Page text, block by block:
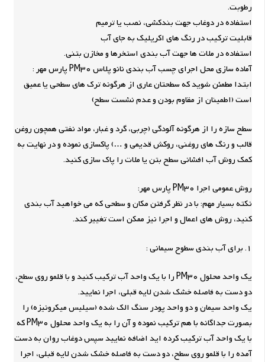
رطوبت.
استفاده در دوغاب جهت بندکشی، نصب یا ترمیم
قابلیت ترکیب در رنگ های اکریلیک به جای آب
استفاده در ملات ها جهت آب بندی استخرها و مخازن بتنی.
آماده سازی محل اجرای چسب آب بندی نانو پلاس PM30 پارس مهر :
ابتدا مطمئن شوید که سطحتان عاری از هرگونه ترک های سطحی یا عمیق
است (اطمینان از مقاوم بودن و عدم نشست سطح)
سطح سازه را از هرگونه آلودگی (چربی، گرد و غبار، مواد نفتی همچون روغن
قالب و رنگ های روغنی، روکش قدیمی و …) پاکسازی نموده و در نهایت به
کمک روش آب افشانی سطح بتن یا ملات را پاک سازی کنید.
روش عمومی اجرا PM30 پارس مهر:
نکته بسیار مهم: با در نظر گرفتن مکان و سطحی که می خواهید آب بندی
کنید، روش های اعمال و اجرا نیز ممکن است تغییر کند.
1. برای آب بندی سطوح سیمانی :
یک واحد محلول PM30 را با یک واحد آب ترکیب کنید و با قلمو روی سطح،
دو دست به فاصله خشک شدن لایه قبلی، اجرا نمایید.
یک واحد سیمان و دو واحد پودر سنگ الک شده (سیلیس میکرونیزه) را
بصورت جداگانه با هم ترکیب نموده و آن را به یک واحد محلول PM30 که
با یک واحد آب ترکیب کرده اید اضافه نمایید سپس دوغاب روان به دست
آمده را با قلمو روی سطح، دو دست به فاصله خشک شدن لایه قبلی، اجرا